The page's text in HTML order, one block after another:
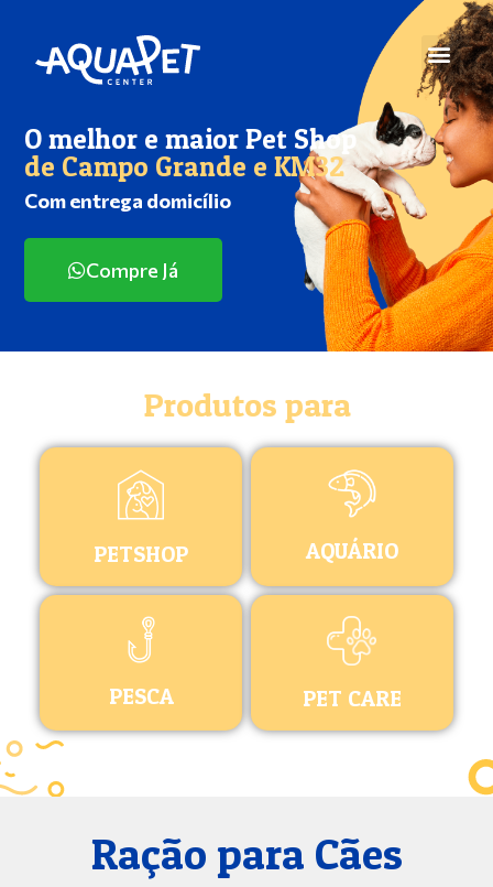
O melhor e maior Pet Shop
de Campo Grande e KM32
Com entrega domicílio
Compre Já
Produtos para
PETSHOP AQUÁRIO
PESCA PET CARE
Ração para Cães